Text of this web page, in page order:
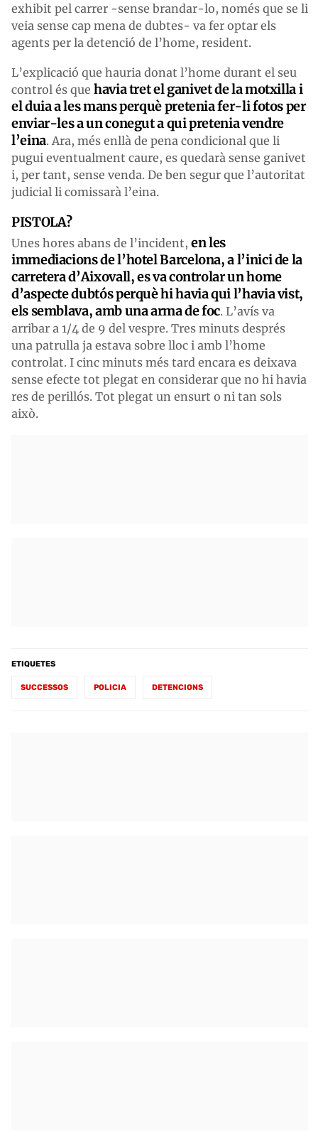
exhibit pel carrer -sense brandar-lo, només que se li
veia sense cap mena de dubtes- va fer optar els
agents per la detenció de l’home, resident.
L’explicació que hauria donat l’home durant el seu
control és que havia tret el ganivet de la motxilla i
el duia a les mans perquè pretenia fer-li fotos per
enviar-les a un conegut a qui pretenia vendre
l’eina. Ara, més enllà de pena condicional que li
pugui eventualment caure, es quedarà sense ganivet
i, per tant, sense venda. De ben segur que l’autoritat
judicial li comissarà l’eina.
PISTOLA?
Unes hores abans de l’incident, en les
immediacions de l’hotel Barcelona, a l’inici de la
carretera d’Aixovall, es va controlar un home
d’aspecte dubtós perquè hi havia qui l’havia vist,
els semblava, amb una arma de foc. L’avís va
arribar a 1/4 de 9 del vespre. Tres minuts després
una patrulla ja estava sobre lloc i amb l’home
controlat. I cinc minuts més tard encara es deixava
sense efecte tot plegat en considerar que no hi havia
res de perillós. Tot plegat un ensurt o ni tan sols
això.
ETIQUETES
SUCCESSOS POLICIA DETENCIONS